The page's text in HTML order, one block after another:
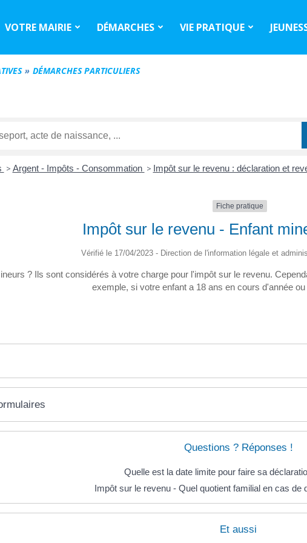
VOTRE MAIRIE DÉMARCHES VIE PRATIQUE
DÉMARCHES PARTICULIERS
> Argent - Impôts - Consommation > Impôt sur le revenu : déclaration et
Fiche pratique
Impôt sur le revenu - Enfant
Vérifié le 17/04/2023 - Direction de l'information légale et
? Ils sont considérés à votre charge pour l'impôt sur le revenu.
exemple, si votre enfant a 18 ans en cours d'année
Questions ? Réponses !
Quelle est la date limite pour faire sa
Impôt sur le revenu - Quel quotient familial en cas de
Et aussi